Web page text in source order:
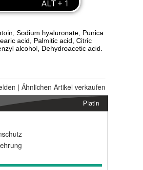
| Ähnlichen Artikel verkaufen
Platin